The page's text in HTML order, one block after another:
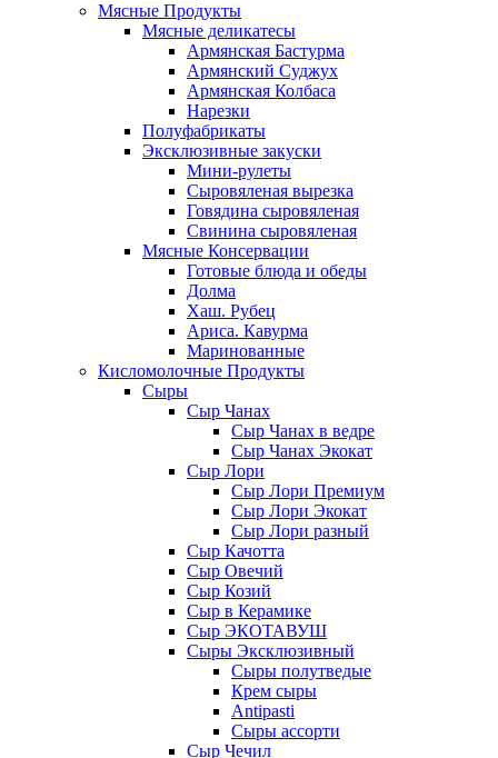
Мясные Продукты
Мясные деликатесы
Армянская Бастурма
Армянский Суджух
Армянская Колбаса
Нарезки
Полуфабрикаты
Эксклюзивные закуски
Мини-рулеты
Сыровяленая вырезка
Говядина сыровяленая
Свинина сыровяленая
Мясные Консервации
Готовые блюда и обеды
Долма
Хаш. Рубец
Ариса. Кавурма
Маринованные
Кисломолочные Продукты
Сыры
Сыр Чанах
Сыр Чанах в ведре
Сыр Чанах Экокат
Сыр Лори
Сыр Лори Премиум
Сыр Лори Экокат
Сыр Лори разный
Сыр Качотта
Сыр Овечий
Сыр Козий
Сыр в Керамике
Сыр ЭКОТАВУШ
Сыры Эксклюзивный
Сыры полутведые
Крем сыры
Antipasti
Сыры ассорти
Сыр Чечил